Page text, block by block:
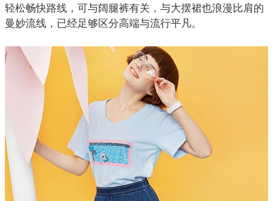
轻松畅快路线，可与阔腿裤有关，与大摆裙也浪漫比肩的
曼妙流线，已经足够区分高端与流行平凡。